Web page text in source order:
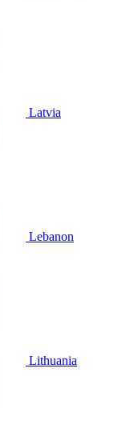
Latvia
Lebanon
Lithuania